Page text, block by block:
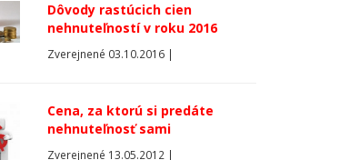
Dôvody rastúcich cien
nehnuteľností v roku 2016
Zverejnené 03.10.2016 |
Cena, za ktorú si predáte
nehnuteľnosť sami
Zverejnené 13.05.2012 |